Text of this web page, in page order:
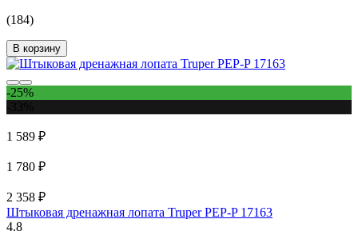
(184)
В корзину
-25%
1 589 ₽
1 780 ₽
2 358 ₽
Штыковая дренажная лопата Truper PEP-P 17163
4.8